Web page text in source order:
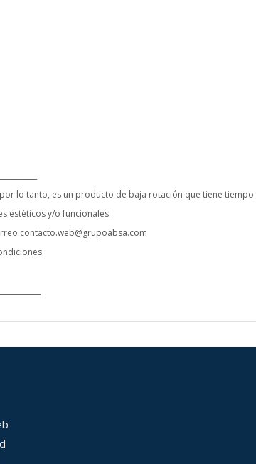
por lo tanto, es un producto de baja rotación que tiene
estéticos y/o funcionales.
contacto.web@grupoabsa.com